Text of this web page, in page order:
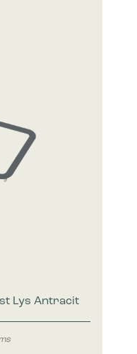
Lys Antracit